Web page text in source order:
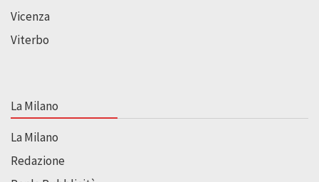
Vicenza
Viterbo
La Milano
La Milano
Redazione